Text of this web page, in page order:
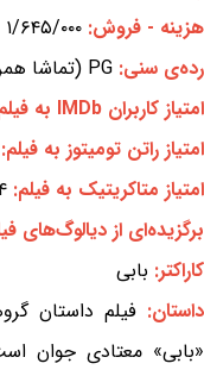
هزینه - فروش: ۱/۶۴۵/۰۰۰ دلار - ؟
رده‌ی سنی: PG (تماشا همراه با پدر و مادر)
امتیاز کاربران IMDb به فیلم:
امتیاز راتن تومیتوز به فیلم:
امتیاز متاکریتیک به فیلم:
برگزیده‌ای از دیالوگ‌های
کاراکتر: بابی
داستان: فیلم داستان
«بابی» معتادی جوان